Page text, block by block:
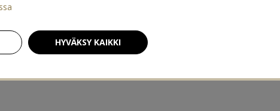
lukemaan & 25% alekoodi
HYVÄKSY KAIKKI